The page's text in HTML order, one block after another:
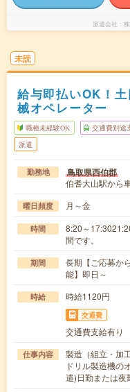
派遣会社
未読
給与即払いOK！
械オペレーター
職種未経験OK 交通費別途
派遣
勤務地 鳥取県西伯郡
伯耆大山駅から
曜日頻度 月～金
時間
8:20～
間です。
期間
長期【ご応募か
能】即日～
時給 時給1120円
交通費
交通費支給有り
仕事内容
製造（組立・加工
ドリル製造機の
遣)日勤または